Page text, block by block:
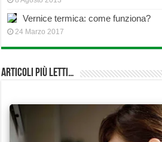
Vernice termica: come funziona?
24 Marzo 2017
Articoli più Letti…